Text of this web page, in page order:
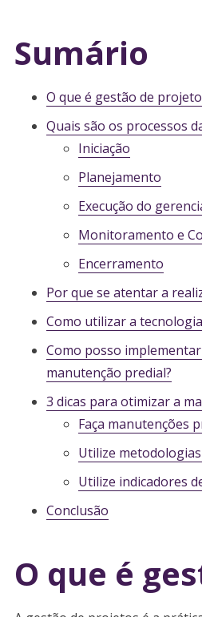
Sumário
O que é gestão de
Quais são os processos
Iniciação
Planejamento
Execução do
Monitoramento e
Encerramento
Por que se atentar a
Como utilizar a
Como posso
manutenção predial?
3 dicas para otimizar a
Faça manutenções
Utilize
Utilize indicadores
Conclusão
O que é